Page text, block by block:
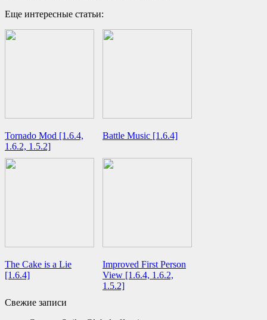
Еще интересные статьи:
Tornado Mod [1.6.4,
1.6.2, 1.5.2]
Battle Music [1.6.4]
The Cake is a Lie
[1.6.4]
Improved First Person
View [1.6.4, 1.6.2,
1.5.2]
Свежие записи